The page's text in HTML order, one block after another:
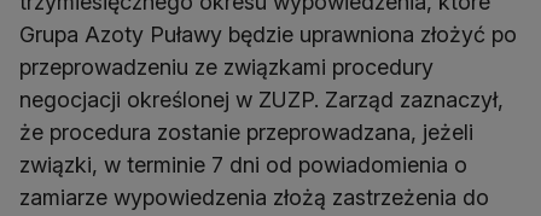
Grupa Azoty Puławy będzie uprawniona złożyć po
przeprowadzeniu ze związkami procedury
negocjacji określonej w ZUZP. Zarząd zaznaczył,
że procedura zostanie przeprowadzana, jeżeli
związki, w terminie 7 dni od powiadomienia o
zamiarze wypowiedzenia złożą zastrzeżenia do